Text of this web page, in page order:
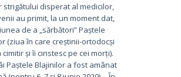
strigătului disperat al medicilor,
au primit, la un moment dat,
de a „sărbători” Paștele
(ziua în care creștinii-ortodocși
cimitir și îi cinstesc pe cei morți).
Paștele Blajinilor a fost amânat